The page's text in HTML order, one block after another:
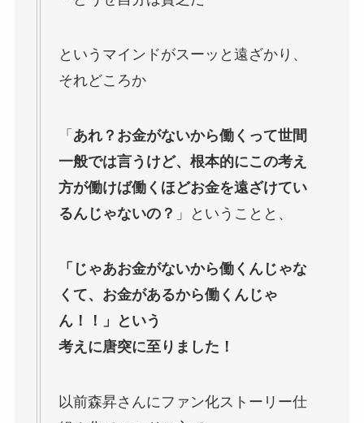
というマインドがスーッと遠ざかり、
それどころか
「 あれ？お金がないから働くって世間
一般では言うけど、根本的にこの考え
方が働けば働くほどお金を遠ざけてい
るんじゃないの？ 」ということと、
「じゃあお金がないから働くんじゃな
くて、お金があるから働くんじゃ
ん！！」という
考えに唐突に至りました！
以前森昇さんにファン化ストーリー仕